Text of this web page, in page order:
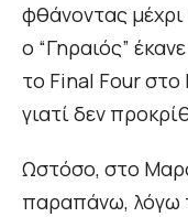
φθάνοντας μέχρι
ο “Γηραιός”
το Final Four στο
γιατί δεν
Ωστόσο, στο
παραπάνω, λόγω